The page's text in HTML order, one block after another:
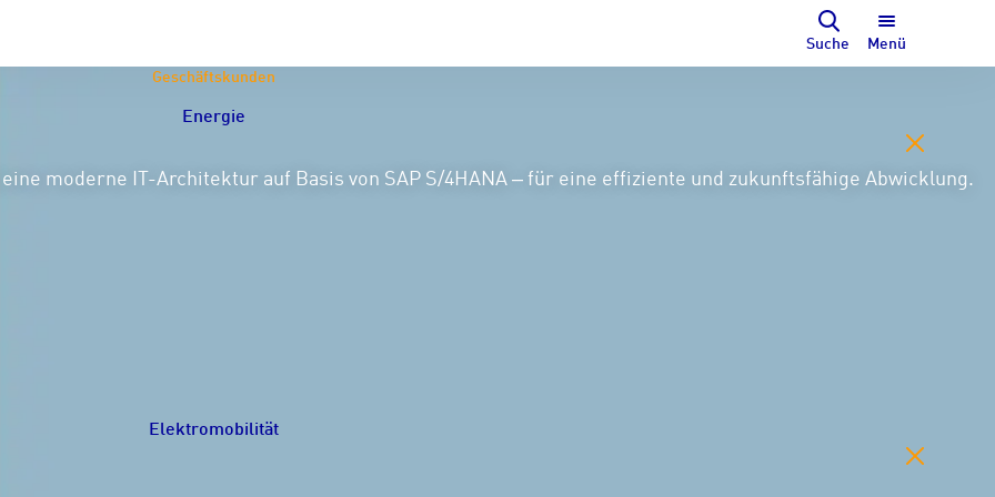
Suche Menü
Geschäftskunden
Energie
Elektromobilität
moderne IT-Architektur auf Basis von SAP S/4HANA – für eine effiziente und zukunftsfähige Abwicklung.